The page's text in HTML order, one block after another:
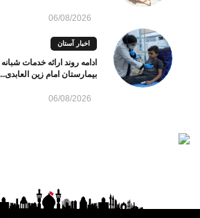
06/08/2026
اخبار آستان
ادامه روند ارائه خدمات
بیمارستان امام زین
06/08/2026